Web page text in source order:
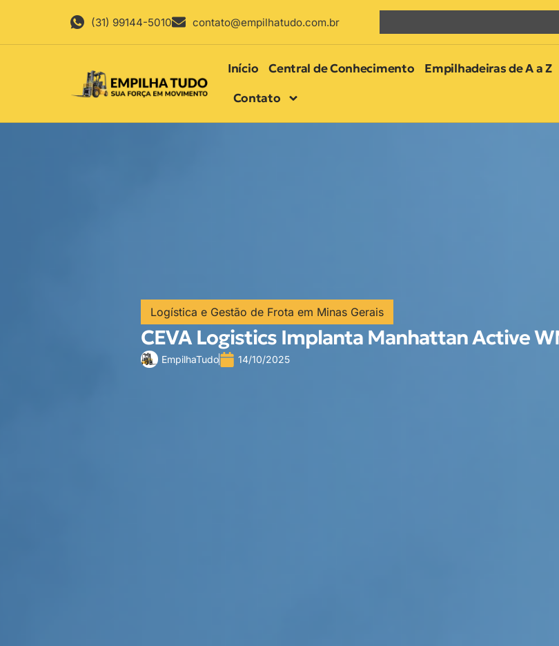
(31) 99144-5010 contato@empilhatudo.com.br
Início Central de Conhecimento Empilhadeiras de A a Z
Contato
Logística e Gestão de Frota em Minas Gerais
CEVA Logistics Implanta Manhattan Active
EmpilhaTudo 14/10/2025